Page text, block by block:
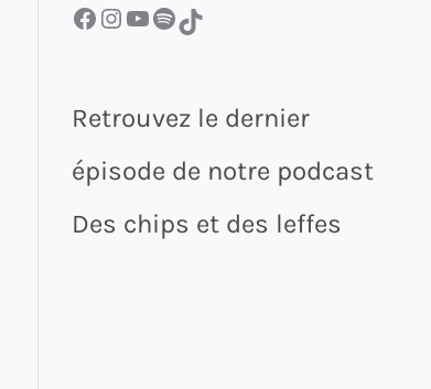
Facebook InstagramYouTube Spotify TikTok
Retrouvez le dernier
épisode de notre podcast
Des chips et des leffes